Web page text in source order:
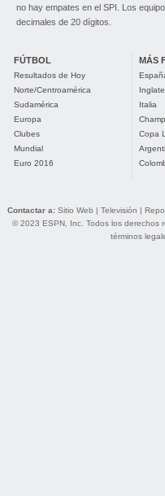
no hay empates en el SPI. Los
decimales de 20 dígitos.
FÚTBOL
Resultados de Hoy
Norte/Centroamérica
Sudamérica
Europa
Clubes
Mundial
Euro 2016
MÁS
Italia
Copa
Contactar a: Sitio Web | Televisión |
© 2023 ESPN, Inc. Todos los derechos
términos